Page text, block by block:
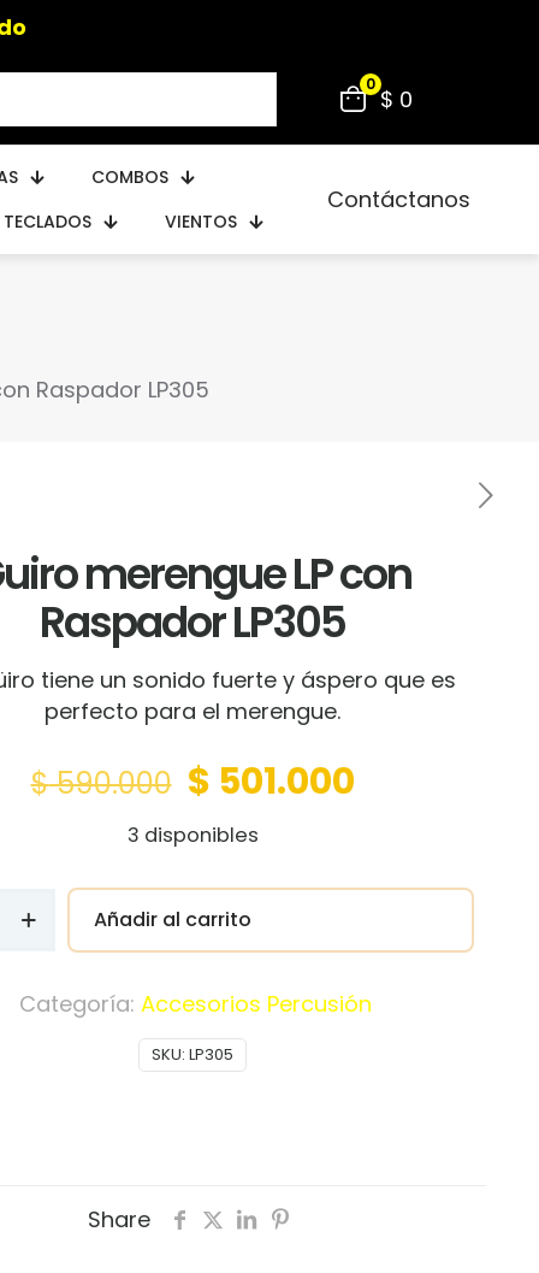
0 $ 0
COMBOS
TECLADOS VIENTOS
Contáctanos
Raspador LP305
merengue LP con
Raspador LP305
tiene un sonido fuerte y áspero que es
perfecto para el merengue.
$590.000 Original
price
was:
$ 590.000.
$ 501.000Current
$ 501.000.
3 disponibles
Añadir al carrito
SKU: LP305
Categoría: Accesorios Percusión
Share